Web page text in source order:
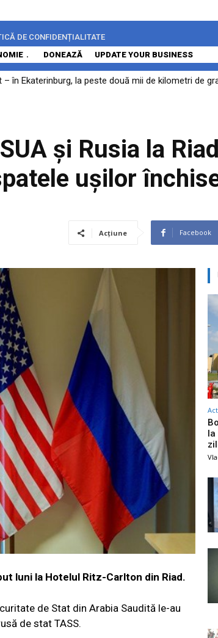
DE CONFIDENȚIALITATE
DONEAZĂ UPDATE YOUR BUSINESS
în Ekaterinburg, la peste două mii de kilometri de
și Rusia la
ușilor
Acțiune Facebook
luni la Hotelul Ritz-Carlton din Riad.
de Stat din Arabia Saudită le-au
de stat TASS.